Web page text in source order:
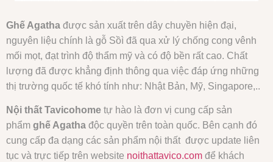
Ghế Agatha được sản xuất trên dây chuyền hiện đại,
nguyên liệu chính là gỗ Sồì đã qua xử lý chống cong vênh
mối mọt, đạt trình độ thẩm mỹ và có độ bền rất cao. Chất
lượng đã được khẳng định thông qua việc đáp ứng những
thị trường quốc tế khó tính như: Nhật Bản, Mỹ, Singapore,..
Nội thất Tavicohome tự hào là đơn vị cung cấp sản
phẩm ghế Agatha độc quyền trên toàn quốc. Bên cạnh đó
cung cấp đa dạng các sản phẩm nội thất được update liên
tục và trực tiếp trên website noithattavico.com để khách